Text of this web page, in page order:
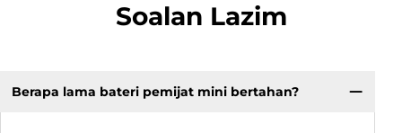
Soalan Lazim
Berapa lama bateri pemijat mini bertahan?